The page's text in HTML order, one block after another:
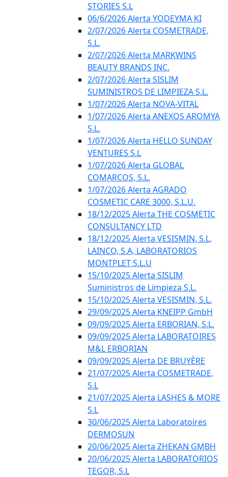
STORIES S.L
06/6/2026 Alerta YODEYMA KI
2/07/2026 Alerta COSMETRADE,
S.L.
2/07/2026 Alerta MARKWINS
BEAUTY BRANDS INC.
2/07/2026 Alerta SISLIM
SUMINISTROS DE LIMPIEZA S.L.
1/07/2026 Alerta NOVA-VITAL
1/07/2026 Alerta ANEXOS AROMYA
S.L.
1/07/2026 Alerta HELLO SUNDAY
VENTURES S.L
1/07/2026 Alerta GLOBAL
COMARCOS, S.L.
1/07/2026 Alerta AGRADO
COSMETIC CARE 3000, S.L.U.
18/12/2025 Alerta THE COSMETIC
CONSULTANCY LTD
18/12/2025 Alerta VESISMIN, S.L,
LAINCO, S.A, LABORATORIOS
MONTPLET S.L.U
15/10/2025 Alerta SISLIM
Suministros de Limpieza S.L.
15/10/2025 Alerta VESISMIN, S.L.
29/09/2025 Alerta KNEIPP GmbH
09/09/2025 Alerta ERBORIAN, S.L.
09/09/2025 Alerta LABORATOIRES
M&L ERBORIAN
09/09/2025 Alerta DE BRUYÈRE
21/07/2025 Alerta COSMETRADE,
S.L
21/07/2025 Alerta LASHES & MORE
S.L
30/06/2025 Alerta Laboratoires
DERMOSUN
20/06/2025 Alerta ZHEKAN GMBH
20/06/2025 Alerta LABORATORIOS
TEGOR, S.L